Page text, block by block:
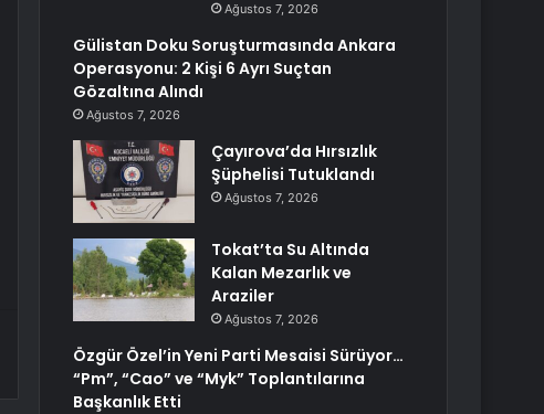
Ağustos 7, 2026
Gülistan Doku Soruşturmasında Ankara
Operasyonu: 2 Kişi 6 Ayrı Suçtan
Gözaltına Alındı
Ağustos 7, 2026
Çayırova’da Hırsızlık
Şüphelisi Tutuklandı
Ağustos 7, 2026
Tokat’ta Su Altında
Kalan Mezarlık ve
Araziler
Ağustos 7, 2026
Özgür Özel’in Yeni Parti Mesaisi Sürüyor…
“Pm”, “Cao” ve “Myk” Toplantılarına
Başkanlık Etti